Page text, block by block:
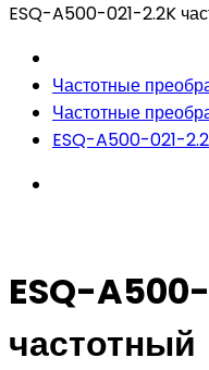
ESQ-A500-021-2.2K
Частотные
Частотные
ESQ-A500-021-
ESQ-
частотный